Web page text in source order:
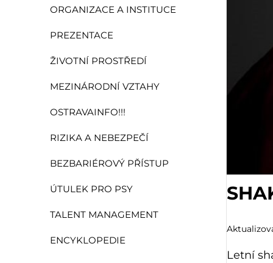
ORGANIZACE A INSTITUCE
PREZENTACE
ŽIVOTNÍ PROSTŘEDÍ
MEZINÁRODNÍ VZTAHY
OSTRAVAINFO!!!
RIZIKA A NEBEZPEČÍ
BEZBARIÉROVÝ PŘÍSTUP
ÚTULEK PRO PSY
TALENT MANAGEMENT
ENCYKLOPEDIE
Letní